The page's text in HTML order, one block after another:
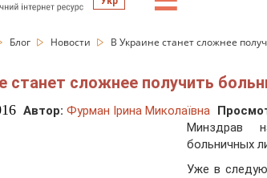
Блог Новости В Украине станет сложнее
станет сложнее получить
Автор: Фурман Ірина Миколаївна
Минздрав
больничных
Уже в